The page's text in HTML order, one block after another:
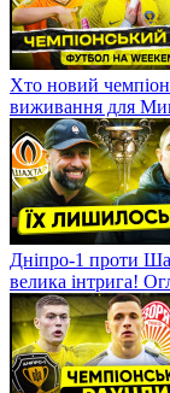
Хто новий
виживання для
Дніпро-1 проти
велика інтрига!